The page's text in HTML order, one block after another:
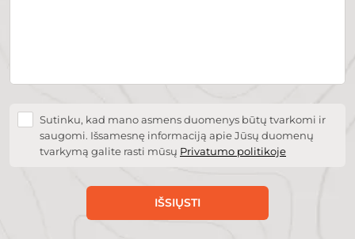
Sutinku, kad mano asmens duomenys būtų tvarkomi ir
saugomi. Išsamesnę informaciją apie Jūsų duomenų
tvarkymą galite rasti mūsų Privatumo politikoje
IŠSIŲSTI